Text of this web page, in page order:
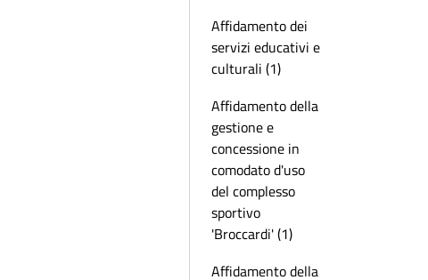
Affidamento dei
servizi educativi e
culturali (1)
Affidamento della
gestione e
concessione in
comodato d'uso
del complesso
sportivo
'Broccardi' (1)
Affidamento della